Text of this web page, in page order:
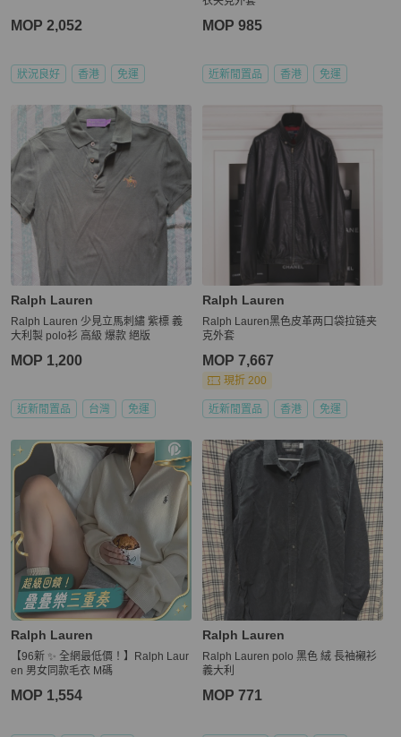
MOP 2,052
狀況良好 香港 免運
MOP 985
近新閒置品 香港 免運
Ralph Lauren
Ralph Lauren 少見立馬刺繡 紫標 義
大利製 polo衫 高級 爆款 絕版
MOP 1,200
近新閒置品 台灣 免運
Ralph Lauren
Ralph Lauren黑色皮革两口袋拉链夹
克外套
MOP 7,667
現折 200
近新閒置品 香港 免運
Ralph Lauren
【96新 ✨ 全網最低價！】Ralph Laur
en 男女同款毛衣 M碼
MOP 1,554
Ralph Lauren
Ralph Lauren polo 黑色 絨 長袖襯衫
義大利
MOP 771